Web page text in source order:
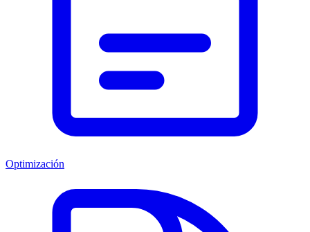
Optimización